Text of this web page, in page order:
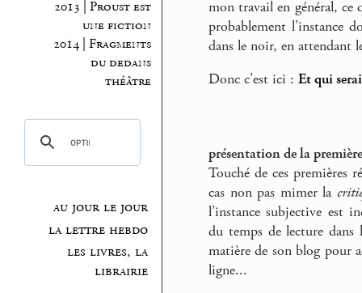
2013 | Proust est
une fiction
2014 | Fragments
du dedans
théâtre
au jour le jour
la lettre hebdo
les livres, la
librairie
mon travail en général,
probablement l’instance
dans le noir, en attendant
Donc c’est ici : Et qui
présentation de la
Touché de ces premières
cas non pas mimer la
l’instance subjective est
du temps de lecture dans
matière de son blog pour
ligne...